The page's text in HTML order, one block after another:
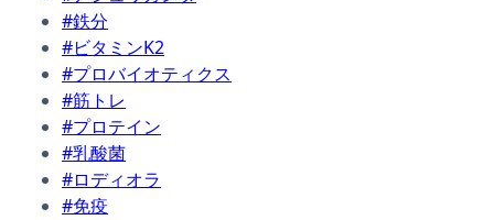
#鉄分
#ビタミンK2
#プロバイオティクス
#筋トレ
#プロテイン
#乳酸菌
#ロディオラ
#免疫